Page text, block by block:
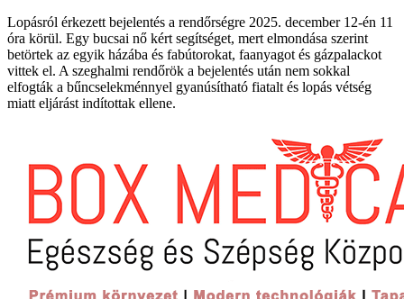
Lopásról érkezett bejelentés a rendőrségre 2025. december 12-én 11
óra körül. Egy bucsai nő kért segítséget, mert elmondása szerint
betörtek az egyik házába és fabútorokat, faanyagot és gázpalackot
vittek el. A szeghalmi rendőrök a bejelentés után nem sokkal
elfogták a bűncselekménnyel gyanúsítható fiatalt és lopás vétség
miatt eljárást indítottak ellene.